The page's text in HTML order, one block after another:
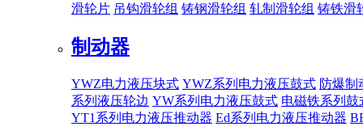
滑轮片 吊钩滑轮组 铸钢滑轮组 轧制滑轮组 铸铁滑
制动器
YWZ电力液压块式 YWZ系列电力液压鼓式 防爆制
系列液压轮边 YW系列电力液压鼓式 电磁铁系列鼓
YT1系列电力液压推动器 Ed系列电力液压推动器